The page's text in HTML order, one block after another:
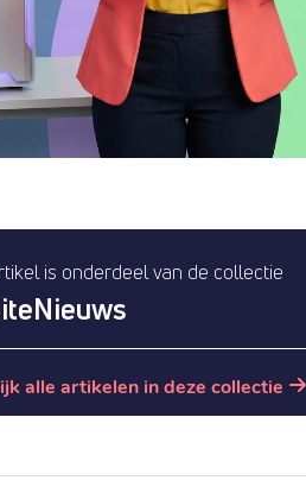
is onderdeel van de collectie
alle artikelen in deze collectie